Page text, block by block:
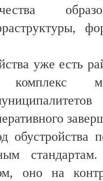
уже есть
комплекс
обустройства
оно на